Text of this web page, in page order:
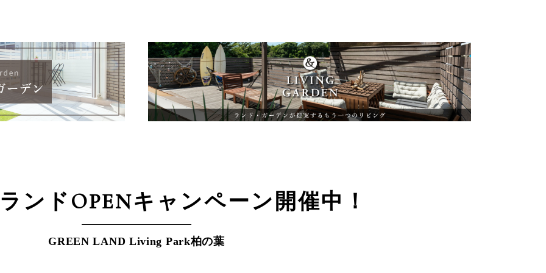
ンドOPENキャンペーン開催中！
GREEN LAND Living Park柏の葉